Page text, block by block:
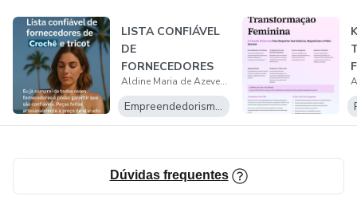
LISTA CONFIÁVEL
DE
FORNECEDORES
DE CROCHÊ E
TRICOT
Aldine Maria de Azevedo Campos Moreira
Empreendedorismo Digital
Dúvidas frequentes